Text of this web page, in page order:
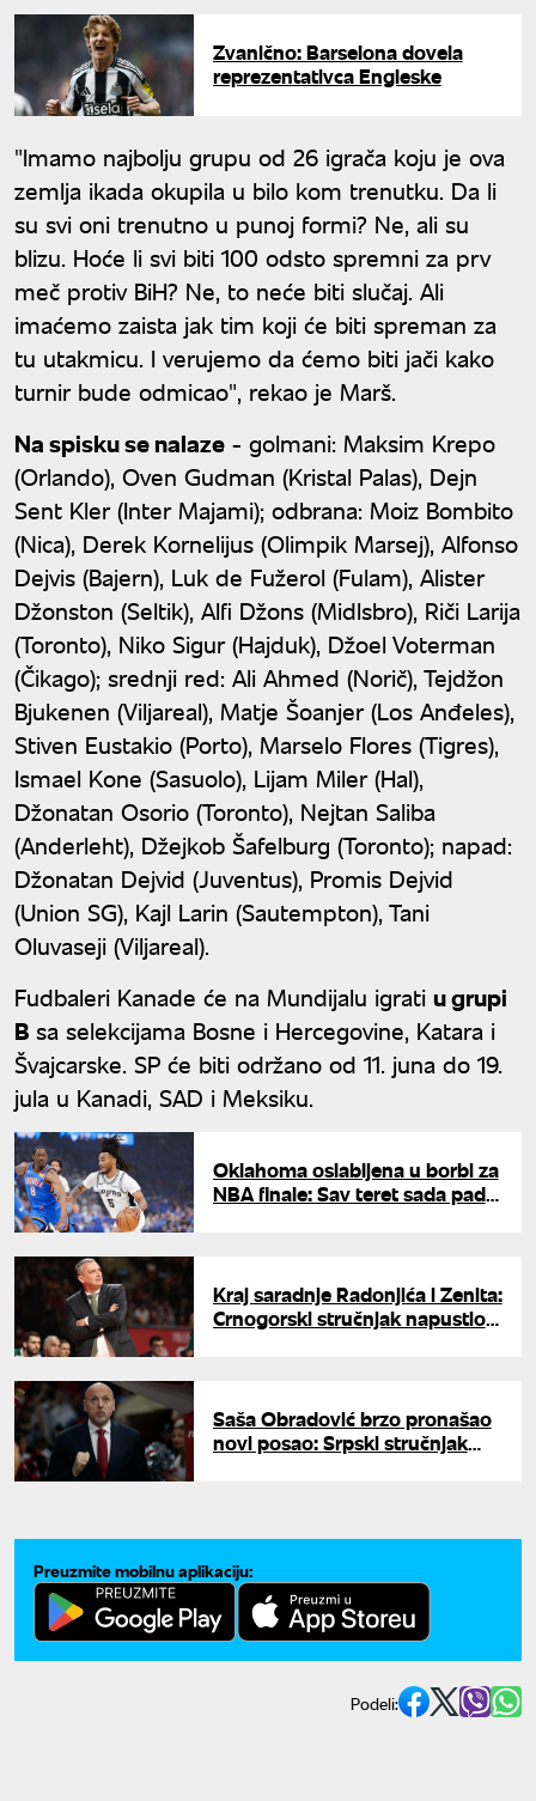
Zvanično: Barselona dovela
reprezentativca Engleske
"Imamo najbolju grupu od 26 igrača koju je ova
zemlja ikada okupila u bilo kom trenutku. Da li
su svi oni trenutno u punoj formi? Ne, ali su
blizu. Hoće li svi biti 100 odsto spremni za prv
meč protiv BiH? Ne, to neće biti slučaj. Ali
imaćemo zaista jak tim koji će biti spreman za
tu utakmicu. I verujemo da ćemo biti jači kako
turnir bude odmicao", rekao je Marš.
Na spisku se nalaze - golmani: Maksim Krepo
(Orlando), Oven Gudman (Kristal Palas), Dejn
Sent Kler (Inter Majami); odbrana: Moiz Bombito
(Nica), Derek Kornelijus (Olimpik Marsej), Alfonso
Dejvis (Bajern), Luk de Fužerol (Fulam), Alister
Džonston (Seltik), Alfi Džons (Midlsbro), Riči Larija
(Toronto), Niko Sigur (Hajduk), Džoel Voterman
(Čikago); srednji red: Ali Ahmed (Norič), Tejdžon
Bjukenen (Viljareal), Matje Šoanjer (Los Anđeles),
Stiven Eustakio (Porto), Marselo Flores (Tigres),
Ismael Kone (Sasuolo), Lijam Miler (Hal),
Džonatan Osorio (Toronto), Nejtan Saliba
(Anderleht), Džejkob Šafelburg (Toronto); napad:
Džonatan Dejvid (Juventus), Promis Dejvid
(Union SG), Kajl Larin (Sautempton), Tani
Oluvaseji (Viljareal).
Fudbaleri Kanade će na Mundijalu igrati u grupi
B sa selekcijama Bosne i Hercegovine, Katara i
Švajcarske. SP će biti održano od 11. juna do 19.
jula u Kanadi, SAD i Meksiku.
Oklahoma oslabljena u borbi za
NBA finale: Sav teret sada pada
Kraj saradnje Radonjića i Zenita:
Crnogorski stručnjak napustio
Saša Obradović brzo pronašao
novi posao: Srpski stručnjak
Preuzmite mobilnu aplikaciju:
Podeli: